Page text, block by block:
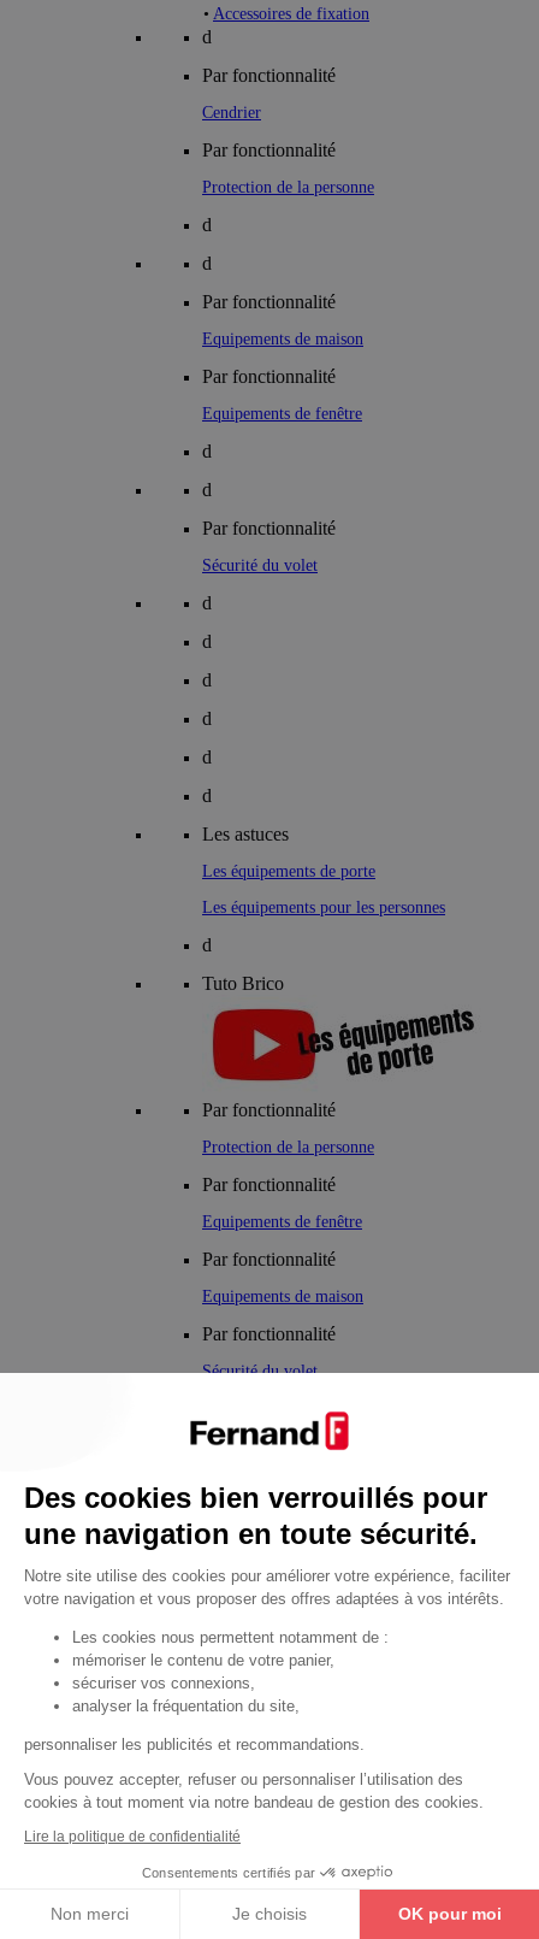
• Accessoires de fixation
d
Par fonctionnalité
Cendrier
Par fonctionnalité
Protection de la personne
d
d
Par fonctionnalité
Equipements de maison
Par fonctionnalité
Equipements de fenêtre
d
d
Par fonctionnalité
Sécurité du volet
d
d
d
d
d
d
Les astuces
Les équipements de porte
Les équipements pour les personnes
d
Tuto Brico
Par fonctionnalité
Protection de la personne
Par fonctionnalité
Equipements de fenêtre
Par fonctionnalité
Equipements de maison
Par fonctionnalité
Sécurité du volet
Par fonctionnalité
Cendrier
Par fonctionnalité
Equipements de porte
•Judas de porte
Fermes-portes
•Arrêts de porte
•Butoirs de porte
• Charnières de porte
• Accessoires de fixation
Les astuces
Les équipements de porte
Les équipements pour les personnes
Des cookies bien verrouillés pour
une navigation en toute sécurité.
Notre site utilise des cookies pour améliorer votre expérience, faciliter
votre navigation et vous proposer des offres adaptées à vos intérêts.
Les cookies nous permettent notamment de :
mémoriser le contenu de votre panier,
sécuriser vos connexions,
analyser la fréquentation du site,
personnaliser les publicités et recommandations.
Vous pouvez accepter, refuser ou personnaliser l’utilisation des
cookies à tout moment via notre bandeau de gestion des cookies.
Lire la politique de confidentialité
Consentements certifiés par
Non merci Je choisis OK pour moi